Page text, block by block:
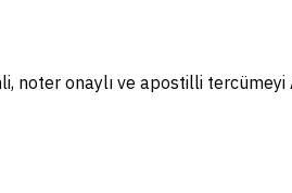
onaylı ve apostilli